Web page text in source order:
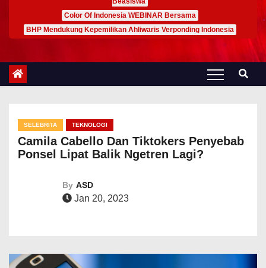
Color Of Indonesia WEBINAR Bersama
BHP Mendukung Kepemilikan Ahliwaris Verponding Indonesia
SELEBRITA TEKNOLOGI
Camila Cabello Dan Tiktokers Penyebab
Ponsel Lipat Balik Ngetren Lagi?
By ASD
Jan 20, 2023